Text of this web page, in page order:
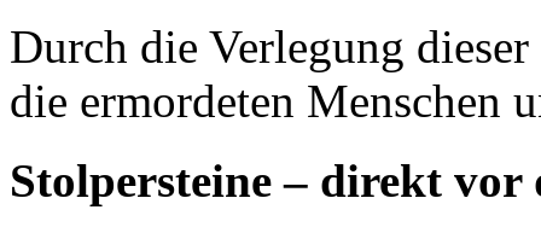
Durch die Verlegung
die ermordeten Menschen
Stolpersteine – direkt vor